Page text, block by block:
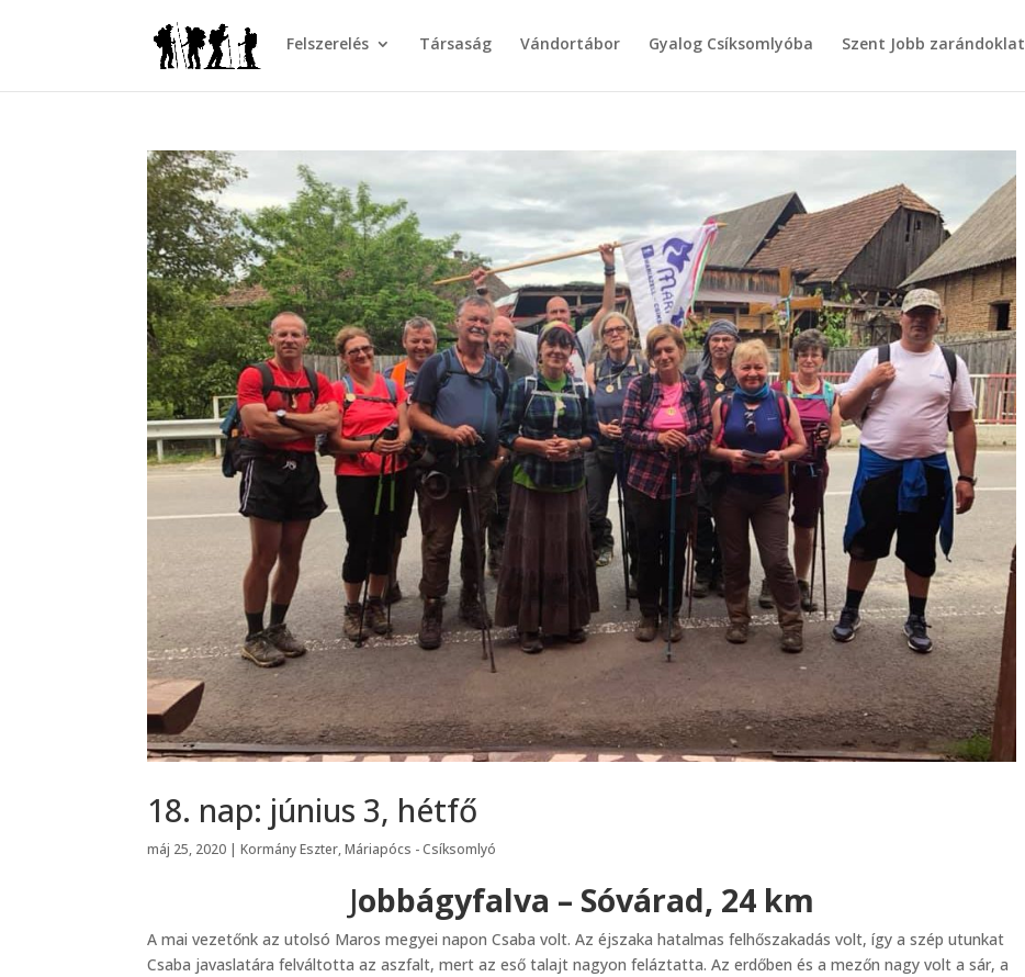
Felszerelés Társaság Vándortábor Gyalog Csíksomlyóba Szent Jobb zarándoklat
18. nap: június 3, hétfő
máj 25, 2020 |Kormány Eszter,Máriapócs - Csíksomlyó
Jobbágyfalva – Sóvárad, 24 km
A mai vezetőnk az utolsó Maros megyei napon Csaba volt. Az éjszaka hatalmas felhőszakadás volt, így a szép utunkat
Csaba javaslatára felváltotta az aszfalt, mert az eső talajt nagyon feláztatta. Az erdőben és a mezőn nagy volt a sár, a